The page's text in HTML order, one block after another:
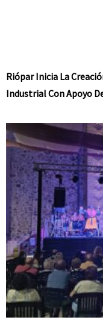
Riópar Inicia La
Industrial Con Apoyo